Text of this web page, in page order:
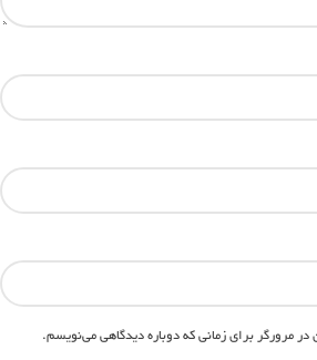
مرورگر برای زمانی که دوباره دیدگاهی می‌نویسم.